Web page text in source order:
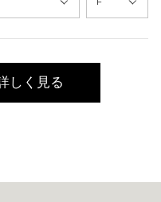
しく見る